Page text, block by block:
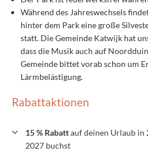
Während des Jahreswechsels
hinter dem Park eine große
statt. Die Gemeinde Katwijk hat
dass die Musik auch auf
Gemeinde bittet vorab schon um
Lärmbelästigung.
Rabattaktionen
15 % Rabattauf deinen Urlaub in
2027 buchst